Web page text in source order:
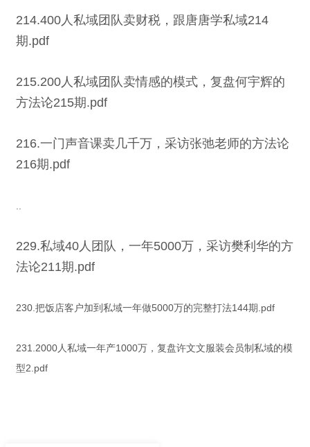
214.400人私域团队卖财税，跟唐唐学私域214
期.pdf
215.200人私域团队卖情感的模式，复盘何宇辉的
方法论215期.pdf
216.一门声音课卖几千万，采访张弛老师的方法论
216期.pdf
229.私域40人团队，一年5000万，采访樊利华的方
法论211期.pdf
230.把饭店客户加到私域一年做5000万的完整打法144期.pdf
231.2000人私域一年产1000万，复盘许文文服装会员制私域的模
型2.pdf